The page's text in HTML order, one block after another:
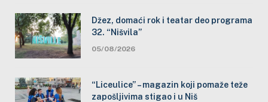
Džez, domaći rok i teatar deo programa
32. “Nišvila”
05/08/2026
“Liceulice” – magazin koji pomaže teže
zapošljivima stigao i u Niš